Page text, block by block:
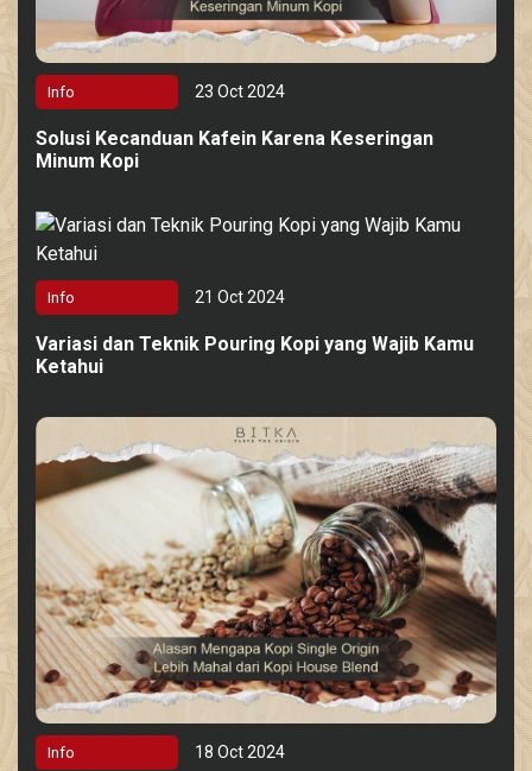
Info 23 Oct 2024
Solusi Kecanduan Kafein Karena Keseringan
Minum Kopi
Info 21 Oct 2024
Variasi dan Teknik Pouring Kopi yang Wajib Kamu
Ketahui
Info 18 Oct 2024